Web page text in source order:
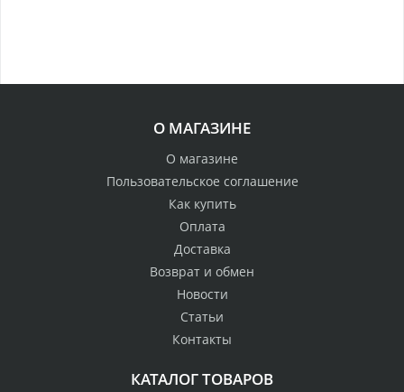
О МАГАЗИНЕ
О магазине
Пользовательское соглашение
Как купить
Оплата
Доставка
Возврат и обмен
Новости
Статьи
Контакты
КАТАЛОГ ТОВАРОВ